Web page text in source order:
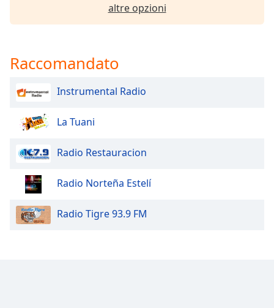
Style
Font
Family
Done
Dialog
dialog
window.
altre opzioni
Raccomandato
Instrumental Radio
La Tuani
Radio Restauracion
Radio Norteña Estelí
Radio Tigre 93.9 FM